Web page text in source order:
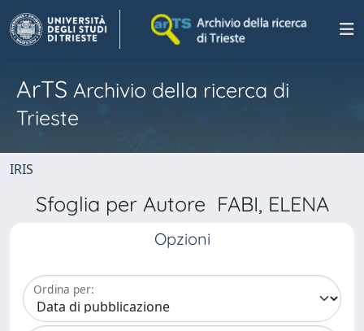
ArTS Archivio della ricerca di
Trieste
IRIS
Sfoglia per Autore FABI, ELENA
Opzioni
Ordina per: